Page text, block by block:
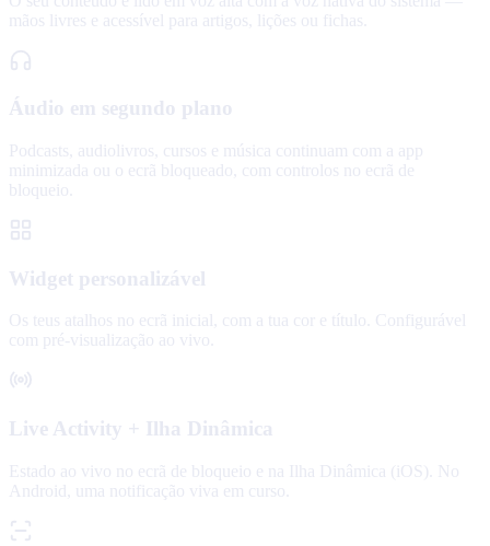
mãos livres e acessível para artigos, lições ou fichas.
Áudio em segundo plano
Podcasts, audiolivros, cursos e música continuam com a app
minimizada ou o ecrã bloqueado, com controlos no ecrã de
bloqueio.
Widget personalizável
Os teus atalhos no ecrã inicial, com a tua cor e título. Configurável
com pré-visualização ao vivo.
Live Activity + Ilha Dinâmica
Estado ao vivo no ecrã de bloqueio e na Ilha Dinâmica (iOS). No
Android, uma notificação viva em curso.